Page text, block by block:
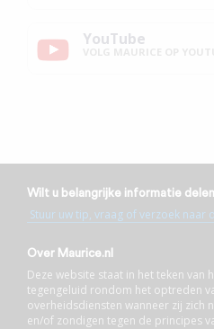
YouTube
Wilt u belangrijke informatie
Stuur uw tip, vraag of verzoek naar
Over Maurice.nl
Deze website staat in het teken van
tegengeluid rondom het optreden
overheidsdiensten wanneer zij zich
en/of zondigen tegen de principes